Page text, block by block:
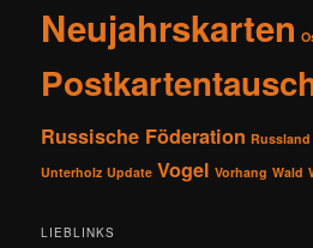
Neujahrskarten
Russische Föderation Russland
Unterholz Update Vogel Vorhang Wald
LIEBLINKS